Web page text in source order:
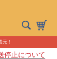
！
停止について